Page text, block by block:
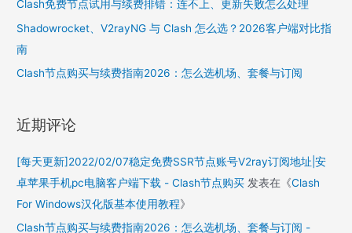
Clash免费节点试用与续费排错：连不上、更新失败怎么处理
Shadowrocket、V2rayNG 与 Clash 怎么选？2026客户端对比指
南
Clash节点购买与续费指南2026：怎么选机场、套餐与订阅
近期评论
[每天更新]2022/02/07稳定免费SSR节点账号V2ray订阅地址|安
卓苹果手机pc电脑客户端下载 - Clash节点购买 发表在《Clash
For Windows汉化版基本使用教程》
Clash节点购买与续费指南2026：怎么选机场、套餐与订阅 -